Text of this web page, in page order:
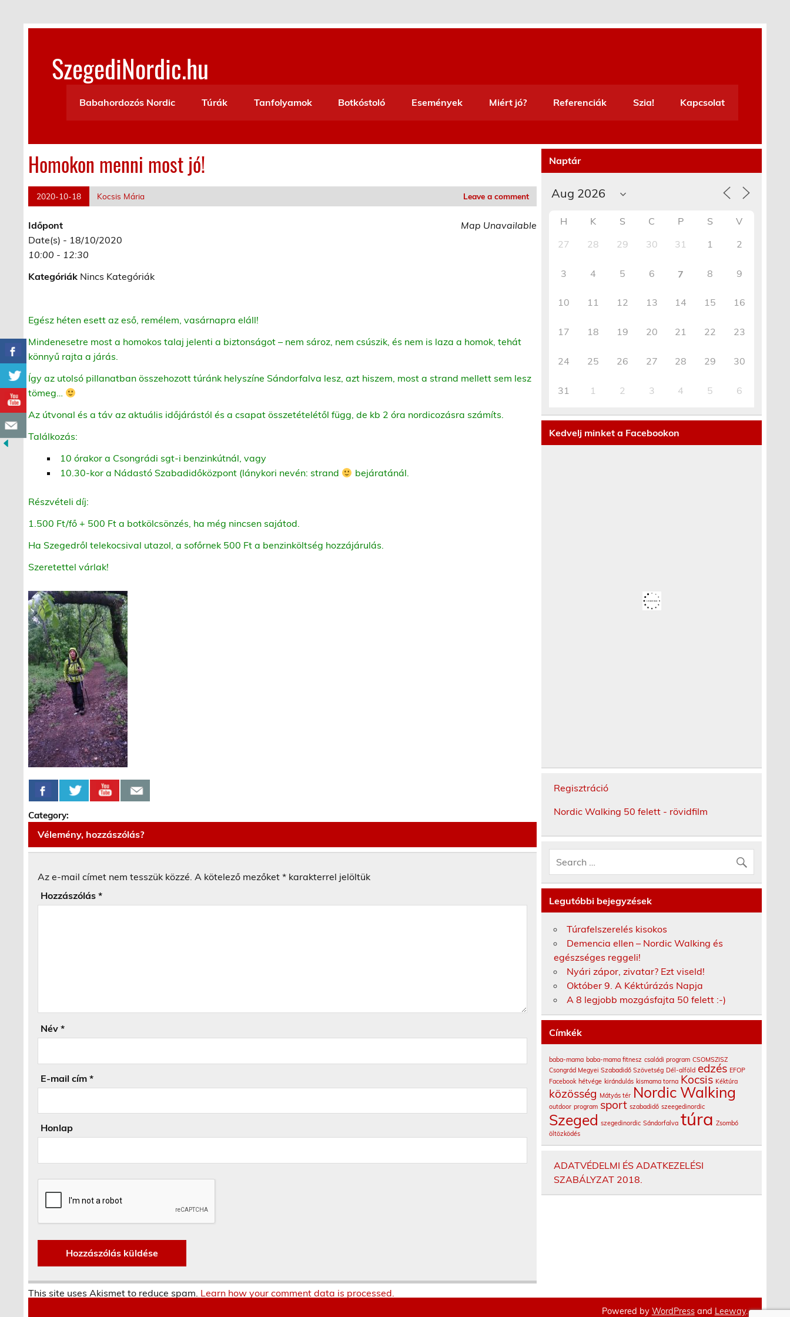
content
SzegediNordic.hu
Babahordozós Nordic
Túrák Tanfolyamok Botkóstoló Események Miért jó? Referenciák Szia! Kapcsolat
Homokon menni most jó!
2020-10-18 Kocsis Mária Leave a comment
Map Unavailable
Időpont
Date(s) - 18/10/2020
10:00 - 12:30
Kategóriák Nincs Kategóriák
Egész héten esett az eső, remélem, vasárnapra eláll!
Mindenesetre most a homokos talaj jelenti a biztonságot – nem sároz, nem csúszik, és nem is laza a homok, tehát
könnyű rajta a járás.
Így az utolsó pillanatban összehozott túránk helyszíne Sándorfalva lesz, azt hiszem, most a strand mellett sem lesz
tömeg…
Az útvonal és a táv az aktuális időjárástól és a csapat összetételétől függ, de kb 2 óra nordicozásra számíts.
Találkozás:
10 órakor a Csongrádi sgt-i benzinkútnál, vagy
10.30-kor a Nádastó Szabadidőközpont (lánykori nevén: strand
bejáratánál.
Részvételi díj:
1.500 Ft/fő + 500 Ft a botkölcsönzés, ha még nincsen sajátod.
Ha Szegedről telekocsival utazol, a sofőrnek 500 Ft a benzinköltség hozzájárulás.
Szeretettel várlak!
Category:
Vélemény, hozzászólás?
Az e-mail címet nem tesszük közzé. A kötelező mezőket* karakterrel jelöltük
Hozzászólás*
Név*
E-mail cím*
Honlap
This site uses Akismet to reduce spam. Learn how your comment data is processed.
Naptár
H K S C P S
V
27
28 29 30 31 1 2
3 4 5 6 7 8 9
10 11 12 13 14 15 16
17 18 19 20 21 22 23
24 25 26 27 28 29 30
31 1 2 3 4 5 6
Kedvelj minket a Facebookon
Regisztráció
Nordic Walking 50 felett - rövidfilm
Legutóbbi bejegyzések
Túrafelszerelés kisokos
Demencia ellen – Nordic Walking és
egészséges reggeli!
Nyári zápor, zivatar? Ezt viseld!
Október 9. A Kéktúrázás Napja
A 8 legjobb mozgásfajta 50 felett :-)
Címkék
baba-mama baba-mama fitnesz családi program CSOMSZISZ
Csongrád Megyei Szabadidő Szövetség Dél-alföld edzés EFOP
Facebook hétvége kirándulás kismama torna Kocsis Kéktúra
közösség Mátyás tér Nordic Walking
outdoor program sport szabadidő szeegedinordic
Szeged szegedinordic Sándorfalva túra Zsombó
öltözködés
ADATVÉDELMI ÉS ADATKEZELÉSI
SZABÁLYZAT 2018.
Powered by WordPressand Leeway.